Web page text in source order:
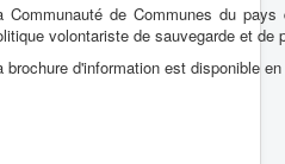
Communauté de Communes du
volontariste de sauvegarde et de
brochure d'information est disponible